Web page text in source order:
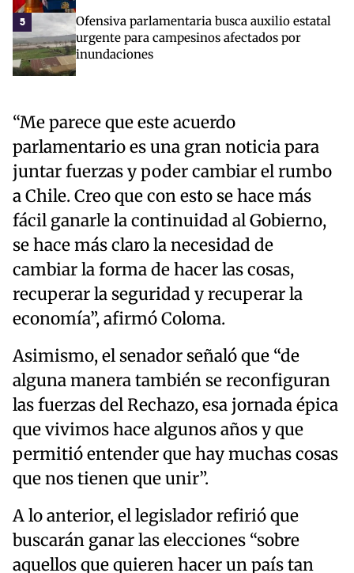
5
Ofensiva parlamentaria busca auxilio estatal
urgente para campesinos afectados por
inundaciones
“Me parece que este acuerdo
parlamentario es una gran noticia para
juntar fuerzas y poder cambiar el rumbo
a Chile. Creo que con esto se hace más
fácil ganarle la continuidad al Gobierno,
se hace más claro la necesidad de
cambiar la forma de hacer las cosas,
recuperar la seguridad y recuperar la
economía”, afirmó Coloma.
Asimismo, el senador señaló que “de
alguna manera también se reconfiguran
las fuerzas del Rechazo, esa jornada épica
que vivimos hace algunos años y que
permitió entender que hay muchas cosas
que nos tienen que unir”.
A lo anterior, el legislador refirió que
buscarán ganar las elecciones “sobre
aquellos que quieren hacer un país tan